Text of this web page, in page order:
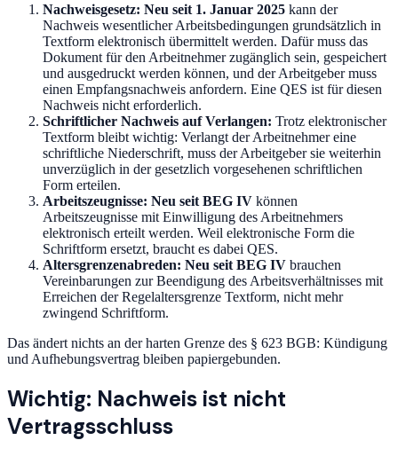
Nachweisgesetz: Neu seit 1. Januar 2025 kann der
Nachweis wesentlicher Arbeitsbedingungen grundsätzlich in
Textform elektronisch übermittelt werden. Dafür muss das
Dokument für den Arbeitnehmer zugänglich sein, gespeichert
und ausgedruckt werden können, und der Arbeitgeber muss
einen Empfangsnachweis anfordern. Eine QES ist für diesen
Nachweis nicht erforderlich.
Schriftlicher Nachweis auf Verlangen: Trotz elektronischer
Textform bleibt wichtig: Verlangt der Arbeitnehmer eine
schriftliche Niederschrift, muss der Arbeitgeber sie weiterhin
unverzüglich in der gesetzlich vorgesehenen schriftlichen
Form erteilen.
Arbeitszeugnisse: Neu seit BEG IV können
Arbeitszeugnisse mit Einwilligung des Arbeitnehmers
elektronisch erteilt werden. Weil elektronische Form die
Schriftform ersetzt, braucht es dabei QES.
Altersgrenzenabreden: Neu seit BEG IV brauchen
Vereinbarungen zur Beendigung des Arbeitsverhältnisses mit
Erreichen der Regelaltersgrenze Textform, nicht mehr
zwingend Schriftform.
Das ändert nichts an der harten Grenze des § 623 BGB: Kündigung
und Aufhebungsvertrag bleiben papiergebunden.
Wichtig: Nachweis ist nicht
Vertragsschluss